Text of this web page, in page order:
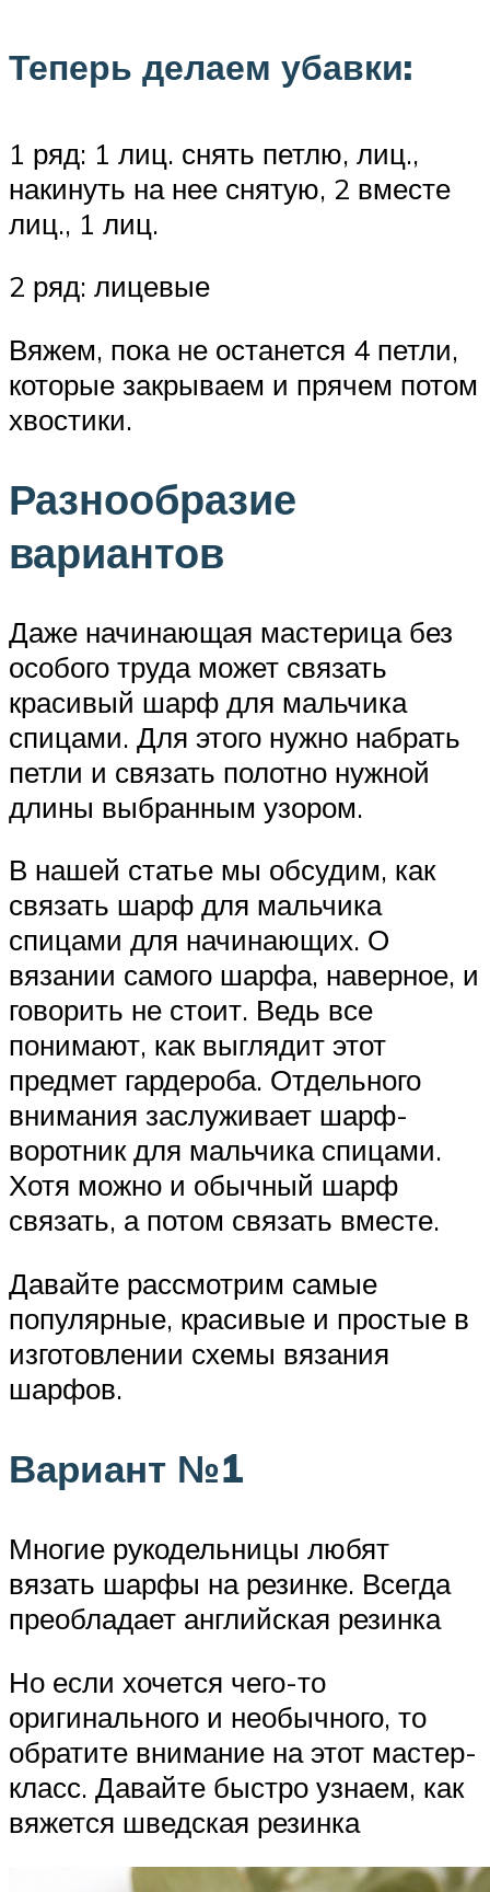
Теперь делаем убавки:
1 ряд: 1 лиц. снять петлю, лиц.,
накинуть на нее снятую, 2 вместе
лиц., 1 лиц.
2 ряд: лицевые
Вяжем, пока не останется 4 петли,
которые закрываем и прячем потом
хвостики.
Разнообразие
вариантов
Даже начинающая мастерица без
особого труда может связать
красивый шарф для мальчика
спицами. Для этого нужно набрать
петли и связать полотно нужной
длины выбранным узором.
В нашей статье мы обсудим, как
связать шарф для мальчика
спицами для начинающих. О
вязании самого шарфа, наверное, и
говорить не стоит. Ведь все
понимают, как выглядит этот
предмет гардероба. Отдельного
внимания заслуживает шарф-
воротник для мальчика спицами.
Хотя можно и обычный шарф
связать, а потом связать вместе.
Давайте рассмотрим самые
популярные, красивые и простые в
изготовлении схемы вязания
шарфов.
Вариант №1
Многие рукодельницы любят
вязать шарфы на резинке. Всегда
преобладает английская резинка
Но если хочется чего-то
оригинального и необычного, то
обратите внимание на этот мастер-
класс. Давайте быстро узнаем, как
вяжется шведская резинка